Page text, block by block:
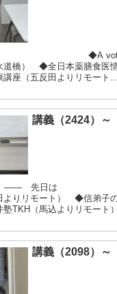
votre
道橋） ◆全日本薬膳食医
座（五反田よりリモート...
講義（2424）～
（34）
りリモート） ◆信弟子の
TKH（馬込よりリモート
講義（2098）～